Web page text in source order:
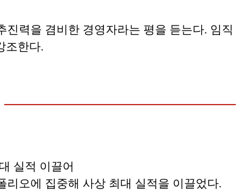
진력을 겸비한 경영자라는 평을 듣는다. 임직
조한다.
실적 이끌어
리오에 집중해 사상 최대 실적을 이끌었다.